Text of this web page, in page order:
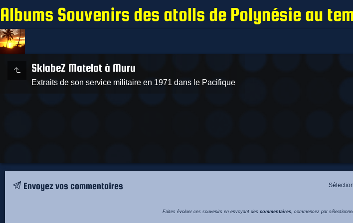
Albums Souvenirs des atolls de Polynésie au
SklabeZ Matelot à Muru
Extraits de son service militaire en 1971 dans le Pacifique
Envoyez vos commentaires
Faites évoluer ces souvenirs en envoyant des commentaires, commencez par